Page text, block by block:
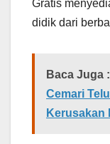
Gratis
didik dari
Baca Juga :
Cemari
Kerusakan